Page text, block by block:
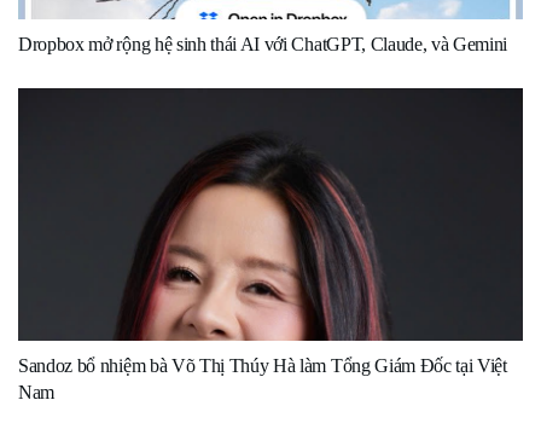
Dropbox mở rộng hệ sinh thái AI với ChatGPT, Claude, và Gemini
Sandoz bổ nhiệm bà Võ Thị Thúy Hà làm Tổng Giám Đốc tại Việt
Nam